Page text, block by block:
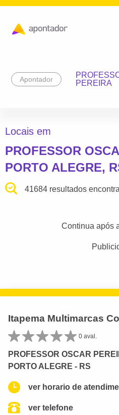
Apontador
PEREIRA
Locais em
PROFESSOR
PORTO ALEGRE,
41684 resultados
Continua após
Itapema Multimarcas
0 aval.
PROFESSOR OSCAR
PORTO ALEGRE - RS
ver horario de
ver telefone